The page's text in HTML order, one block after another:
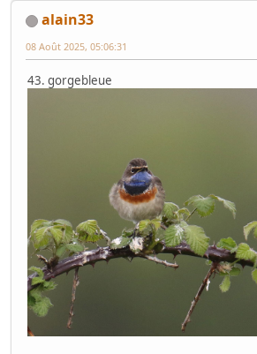
alain33
08 Août 2025, 05:06:31
43. gorgebleue